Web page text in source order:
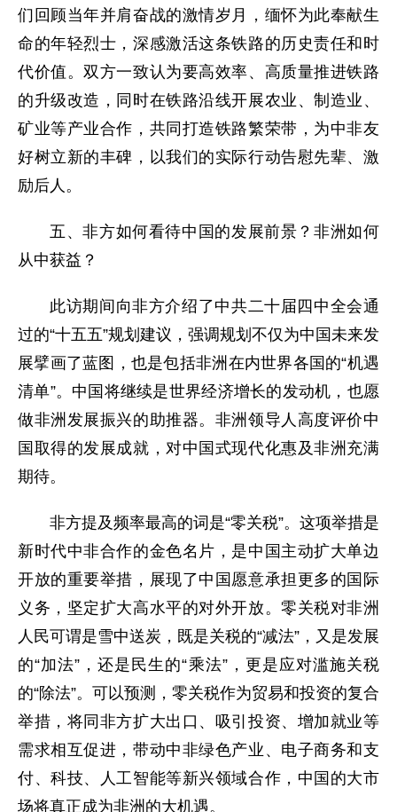
们回顾当年并肩奋战的激情岁月，缅怀为此奉献生
命的年轻烈士，深感激活这条铁路的历史责任和时
代价值。双方一致认为要高效率、高质量推进铁路
的升级改造，同时在铁路沿线开展农业、制造业、
矿业等产业合作，共同打造铁路繁荣带，为中非友
好树立新的丰碑，以我们的实际行动告慰先辈、激
励后人。
五、非方如何看待中国的发展前景？非洲如何
从中获益？
此访期间向非方介绍了中共二十届四中全会通
过的“十五五”规划建议，强调规划不仅为中国未来发
展擘画了蓝图，也是包括非洲在内世界各国的“机遇
清单”。中国将继续是世界经济增长的发动机，也愿
做非洲发展振兴的助推器。非洲领导人高度评价中
国取得的发展成就，对中国式现代化惠及非洲充满
期待。
非方提及频率最高的词是“零关税”。这项举措是
新时代中非合作的金色名片，是中国主动扩大单边
开放的重要举措，展现了中国愿意承担更多的国际
义务，坚定扩大高水平的对外开放。零关税对非洲
人民可谓是雪中送炭，既是关税的“减法”，又是发展
的“加法”，还是民生的“乘法”，更是应对滥施关税
的“除法”。可以预测，零关税作为贸易和投资的复合
举措，将同非方扩大出口、吸引投资、增加就业等
需求相互促进，带动中非绿色产业、电子商务和支
付、科技、人工智能等新兴领域合作，中国的大市
场将真正成为非洲的大机遇。